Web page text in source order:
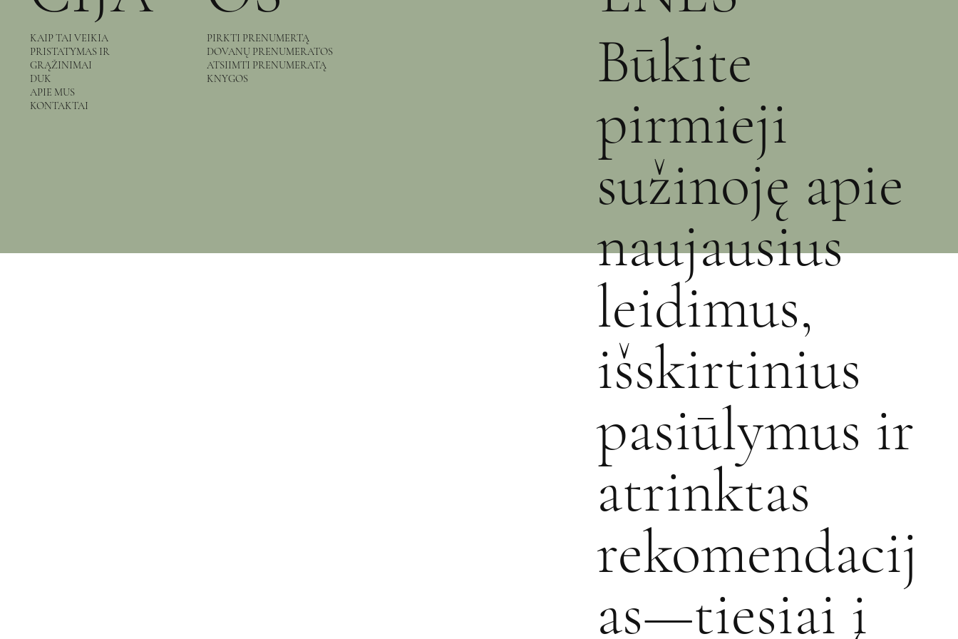
KAIP TAI VEIKIA
PRISTATYMAS IR
GRĄŽINIMAI
DUK
APIE MUS
KONTAKTAI
PIRKTI PRENUMERTĄ
DOVANŲ PRENUMERATOS
ATSIIMTI PRENUMERATĄ
KNYGOS
Būkite
pirmieji
sužinoję apie
naujausius
leidimus,
išskirtinius
pasiūlymus ir
atrinktas
rekomendacij
as—tiesiai į